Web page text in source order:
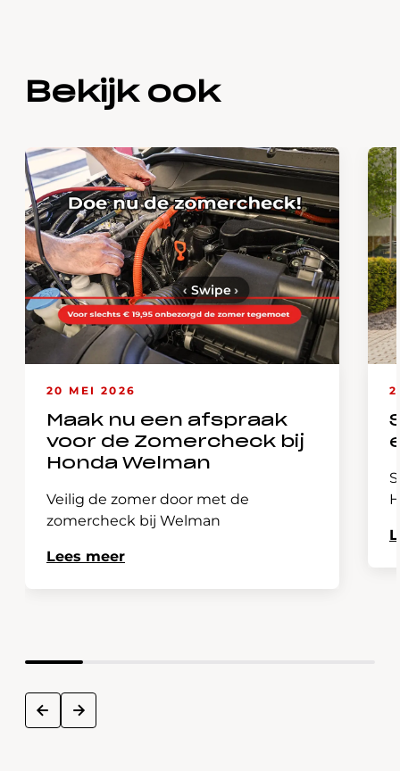
Bekijk ook
20 MEI 2026
Maak nu een afspraak
voor de Zomercheck bij
Honda Welman
Veilig de zomer door met de
zomercheck bij Welman
Lees meer
prev next
‹ Swipe›